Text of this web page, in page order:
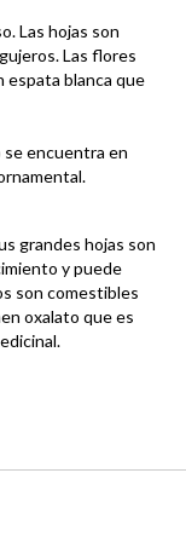
Las hojas son
Las flores
espata blanca que
se encuentra en
grandes hojas son
y puede
son comestibles
oxalato que es